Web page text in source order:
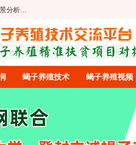
分析…
蝎子养殖技术 蝎子养殖视频